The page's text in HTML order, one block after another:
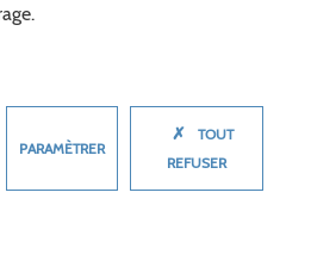
FLAMME
VILLERS-
17 JUILLET
PARAMÈTRER
✗
TOUT
REFUSER